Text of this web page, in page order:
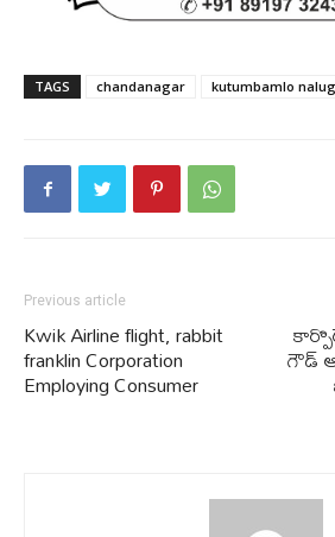
TAGS chandanagar kutumbamlo
Previous article
Kwik Airline flight, rabbit
franklin Corporation
Employing Consumer
గౌడ్